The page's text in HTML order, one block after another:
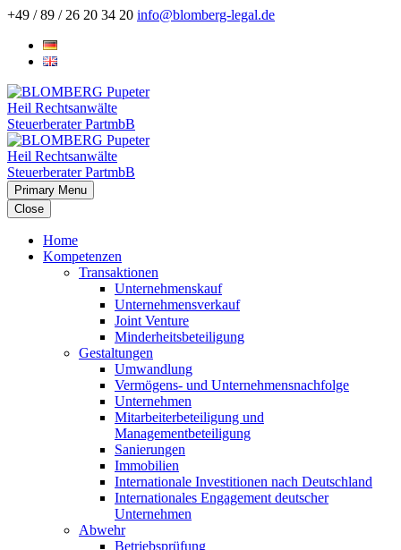
+49 / 89 / 26 20 34 20 info@blomberg-legal.de
Primary Menu
Close
Home
Kompetenzen
Transaktionen
Unternehmenskauf
Unternehmensverkauf
Joint Venture
Minderheitsbeteiligung
Gestaltungen
Umwandlung
Vermögens- und Unternehmensnachfolge
Unternehmen
Mitarbeiterbeteiligung und
Managementbeteiligung
Sanierungen
Immobilien
Internationale Investitionen nach Deutschland
Internationales Engagement deutscher
Unternehmen
Abwehr
Betriebsprüfung